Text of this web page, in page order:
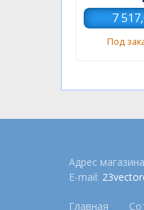
Под
Адрес
E-mail:
Главная